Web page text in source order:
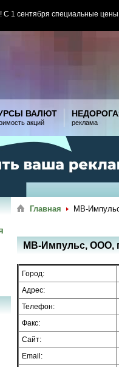
С 1 сентября специальные
ВАЛЮТ
акций реклама
Главная МВ-
МВ-Импульс, ООО,
Город:
Адрес:
Телефон:
Факс:
Сайт:
Email: